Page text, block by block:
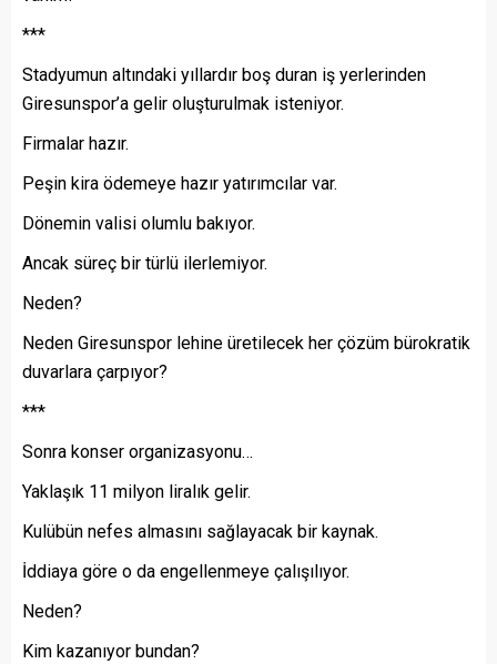
***
Stadyumun altındaki yıllardır boş duran iş yerlerinden
Giresunspor’a gelir oluşturulmak isteniyor.
Firmalar hazır.
Peşin kira ödemeye hazır yatırımcılar var.
Dönemin valisi olumlu bakıyor.
Ancak süreç bir türlü ilerlemiyor.
Neden?
Neden Giresunspor lehine üretilecek her çözüm bürokratik
duvarlara çarpıyor?
***
Sonra konser organizasyonu…
Yaklaşık 11 milyon liralık gelir.
Kulübün nefes almasını sağlayacak bir kaynak.
İddiaya göre o da engellenmeye çalışılıyor.
Neden?
Kim kazanıyor bundan?